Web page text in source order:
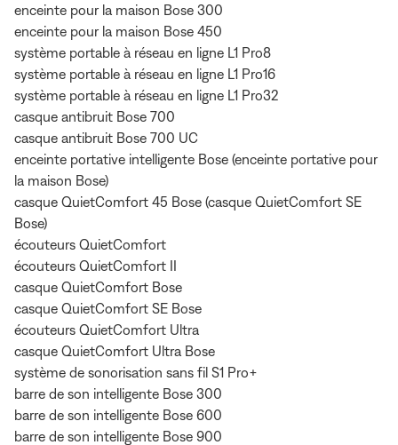
enceinte pour la maison Bose 300
enceinte pour la maison Bose 450
système portable à réseau en ligne L1 Pro8
système portable à réseau en ligne L1 Pro16
système portable à réseau en ligne L1 Pro32
casque antibruit Bose 700
casque antibruit Bose 700 UC
enceinte portative intelligente Bose (enceinte portative pour
la maison Bose)
casque QuietComfort 45 Bose (casque QuietComfort SE
Bose)
écouteurs QuietComfort
écouteurs QuietComfort II
casque QuietComfort Bose
casque QuietComfort SE Bose
écouteurs QuietComfort Ultra
casque QuietComfort Ultra Bose
système de sonorisation sans fil S1 Pro+
barre de son intelligente Bose 300
barre de son intelligente Bose 600
barre de son intelligente Bose 900